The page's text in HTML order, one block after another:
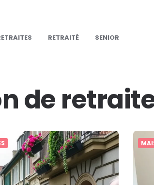
RETRAITÉ SENIOR
de